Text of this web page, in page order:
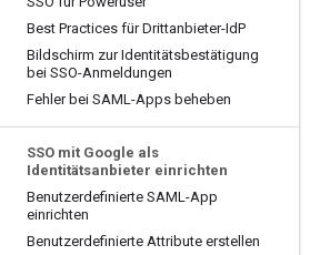
Best Practices für Drittanbieter-IdP
Bildschirm zur Identitätsbestätigung
bei SSO-Anmeldungen
Fehler bei SAML-Apps beheben
SSO mit Google als
Identitätsanbieter einrichten
Benutzerdefinierte SAML-App
einrichten
Benutzerdefinierte Attribute erstellen